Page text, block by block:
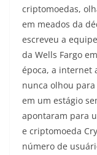
criptomoedas,
em meados da
escreveu a
da Wells Fargo em
época, a internet
nunca olhou
em um estágio
apontaram para
e criptomoeda
número de